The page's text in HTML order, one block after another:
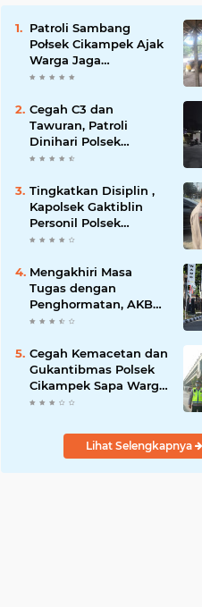
Patroli Sambang
Połsek Cikampek Ajak
Warga Jaga
Kondusifitas
Cegah C3 dan
Tawuran, Patroli
Dinihari Polsek
Cikampek Pesan
Perumahan
Tingkatkan Disiplin ,
Kapolsek Gaktiblin
Personil Polsek
Cikampek
Mengakhiri Masa
Tugas dengan
Penghormatan, AKBP
Fiki N. Ardiansyah
Upacara Farewell
Parade oleh Kapolresta
Karawang Kombes Pol
Mario Prahatinto
Cegah Kemacetan dan
Gukantibmas Polsek
Cikampek Sapa Warga
di Bawah Fly Over
Lihat Selengkapnya